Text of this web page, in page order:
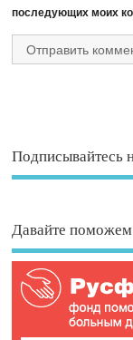
последующих моих
Подписывайтесь
Давайте